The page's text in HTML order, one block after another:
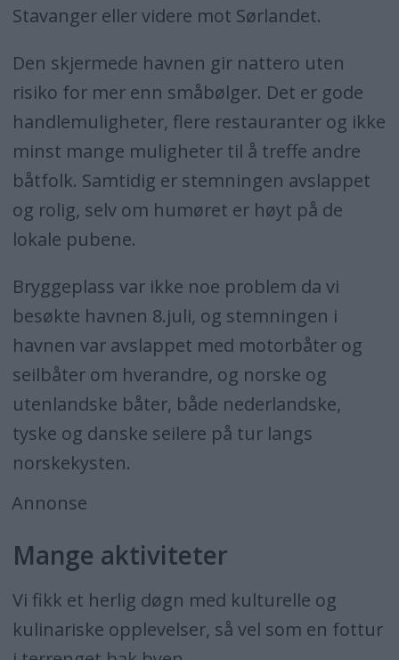
Stavanger eller videre mot Sørlandet.
Den skjermede havnen gir nattero uten
risiko for mer enn småbølger. Det er gode
handlemuligheter, flere restauranter og ikke
minst mange muligheter til å treffe andre
båtfolk. Samtidig er stemningen avslappet
og rolig, selv om humøret er høyt på de
lokale pubene.
Bryggeplass var ikke noe problem da vi
besøkte havnen 8.juli, og stemningen i
havnen var avslappet med motorbåter og
seilbåter om hverandre, og norske og
utenlandske båter, både nederlandske,
tyske og danske seilere på tur langs
norskekysten.
Annonse
Mange aktiviteter
Vi fikk et herlig døgn med kulturelle og
kulinariske opplevelser, så vel som en fottur